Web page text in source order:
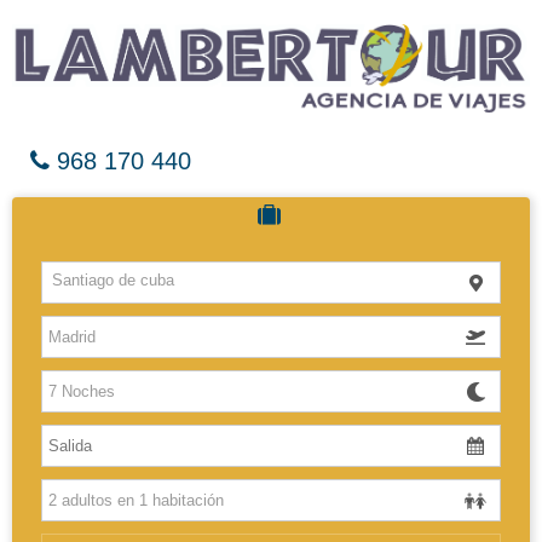
968 170 440
Hoteles
Vuelos
El Caribe
Europa
Africa
Santiago de cuba